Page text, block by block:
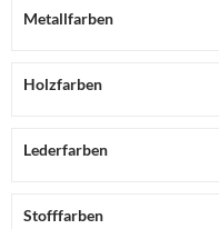
Metallfarben
Holzfarben
Lederfarben
Stofffarben